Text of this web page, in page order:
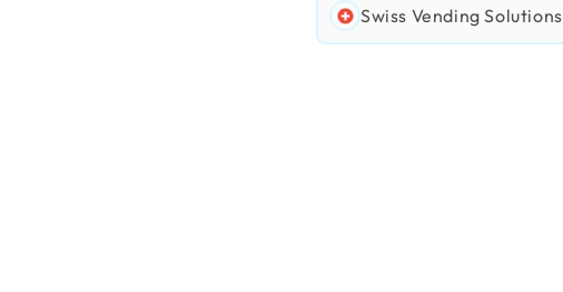
Swiss Vending Solutions